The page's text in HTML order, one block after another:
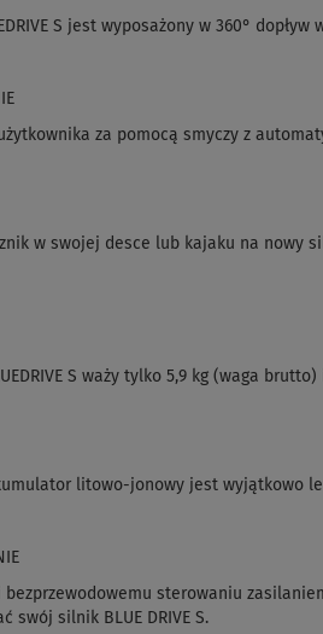
S jest wyposażony w 360°
za pomocą smyczy z
w swojej desce lub kajaku na nowy
S waży tylko 5,9 kg (waga
litowo-jonowy jest wyjątkowo
bezprzewodowemu sterowaniu
swój silnik BLUE DRIVE S.